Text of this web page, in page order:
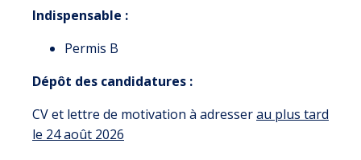
Indispensable :
Permis B
Dépôt des candidatures :
CV et lettre de motivation à adresserau plus tard
le 24 août 2026